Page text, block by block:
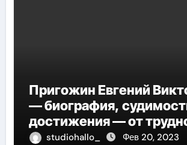
Пригожин Евгений
— биография,
достижения — от
детства до мирового
studiohallo_ Фев 20, 2023